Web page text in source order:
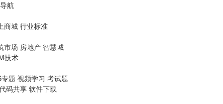
导航
商城 行业标准
市场 房地产 智慧城
技术
题 视频学习 考试题
码共享 软件下载